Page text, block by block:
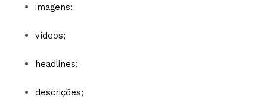
imagens;
vídeos;
headlines;
descrições;